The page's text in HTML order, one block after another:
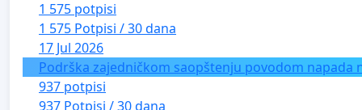
1 575 potpisi
1 575 Potpisi / 30 dana
17 Jul 2026
Podrška zajedničkom saopštenju povodom napada
937 potpisi
937 Potpisi / 30 dana